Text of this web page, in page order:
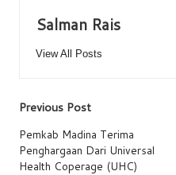
Salman Rais
View All Posts
Post
navigation
Previous Post
Pemkab Madina Terima
Penghargaan Dari Universal
Health Coperage (UHC)